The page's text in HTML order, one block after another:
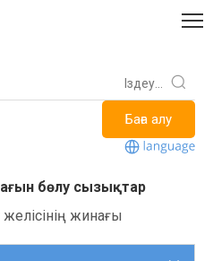
Баға алу
бөлу сызықтар
жинағы